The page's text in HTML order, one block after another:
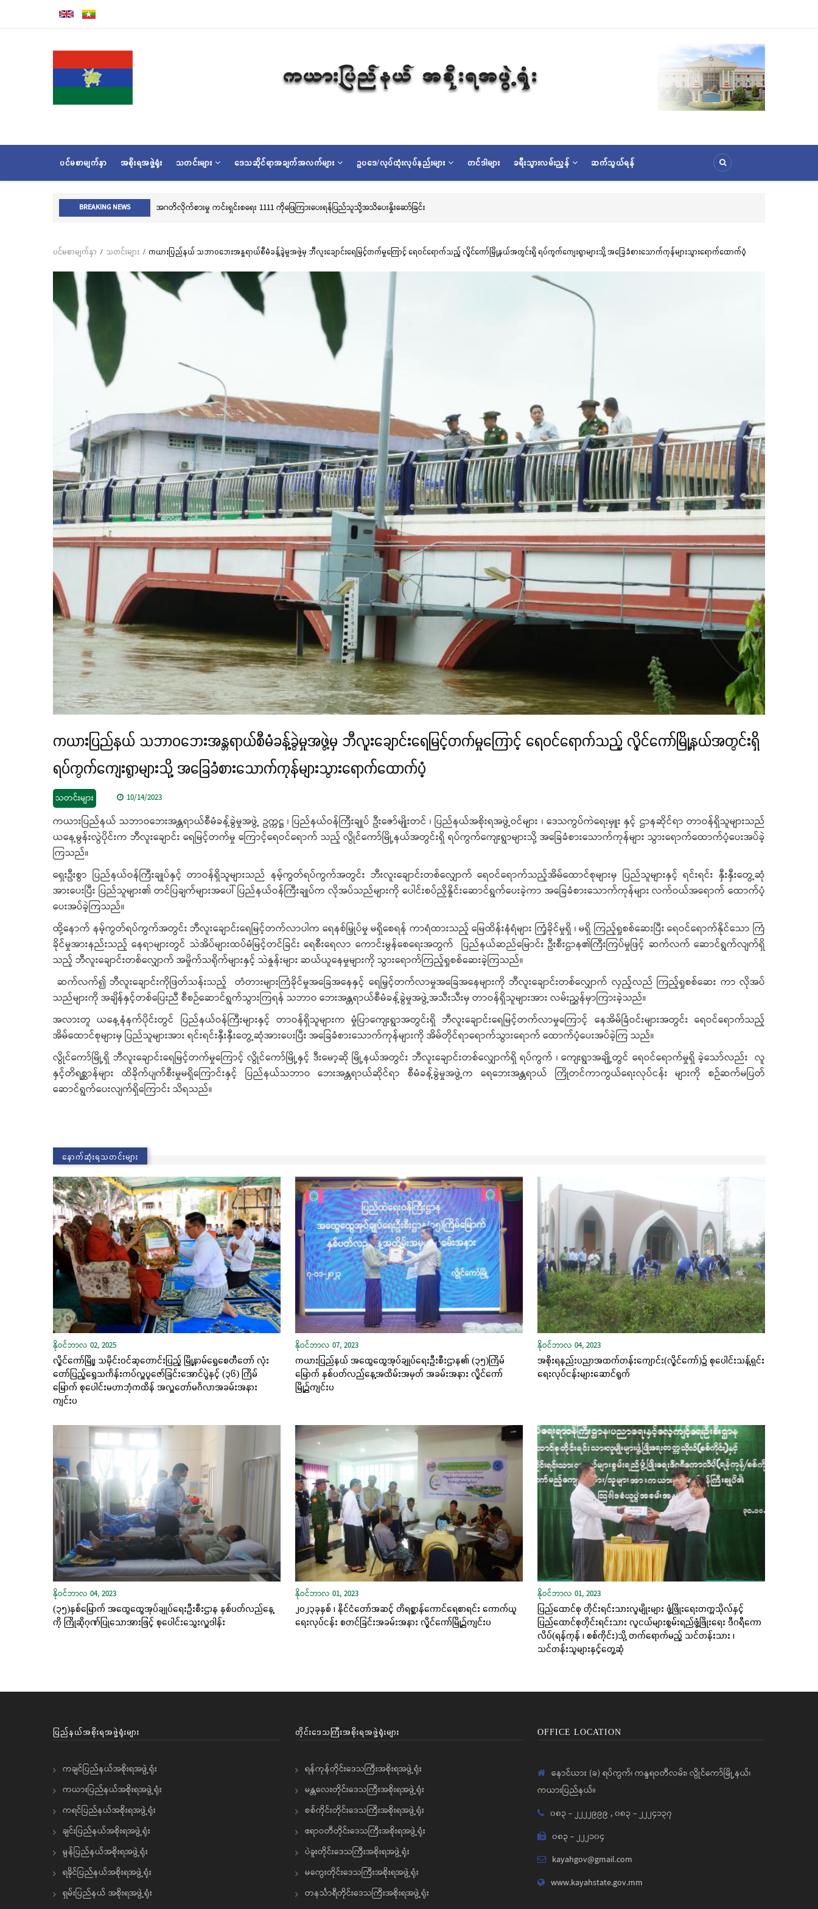
MAIN
NAVIGATION
ပင်မစာမျက်နှာ အစိုးရအဖွဲ့ရုံး သတင်းများ ဒေသဆိုင်ရာအချက်အလက်များ ဥပဒေ/လုပ်ထုံးလုပ်နည်းများ တင်ဒါများ ခရီးသွားလမ်းညွှန် ဆက်သွယ်ရန်
BREAKING NEWSအဂတိလိုက်စားမှု ကင်းရှင်းစရေး 1111 ကိုဖြေကြားပေးရန်ပြည်သူသို့အသိပေးနှိုးဆော်ခြင်း
Breadcrumb
ပင်မစာမျက်နှာ / သတင်းများ / ကယားပြည်နယ် သဘာဝဘေးအန္တရာယ်စီမံခန့်ခွဲမှုအဖွဲ့မှ ဘီလူးချောင်းရေမြင့်တက်မှုကြောင့် ရေဝင်ရောက်သည့် လွိုင်ကော်မြို့နယ်အတွင်းရှိ ရပ်ကွက်ကျေးရွာများသို့ အခြေခံစားသောက်ကုန်များသွားရောက်ထောက်ပံ့
ကယားပြည်နယ် သဘာဝဘေးအန္တရာယ်စီမံခန့်ခွဲမှုအဖွဲ့မှ ဘီလူးချောင်းရေမြင့်တက်မှုကြောင့် ရေဝင်ရောက်သည့် လွိုင်ကော်မြို့နယ်အတွင်းရှိ
ရပ်ကွက်ကျေးရွာများသို့ အခြေခံစားသောက်ကုန်များသွားရောက်ထောက်ပံ့
သတင်းများ 10/14/2023
ကယားပြည်နယ် သဘာဝဘေးအန္တရာယ်စီမံခန့်ခွဲမှုအဖွဲ့ ဥက္ကဋ္ဌ ၊ ပြည်နယ်ဝန်ကြီးချုပ် ဦးဇော်မျိုးတင် ၊ ပြည်နယ်အစိုးရအဖွဲ့ဝင်များ ၊ ဒေသကွပ်ကဲရေးမှူး နှင့် ဌာနဆိုင်ရာ တာဝန်ရှိသူများသည်
ယနေ့မွန်းလွဲပိုင်းက ဘီလူးချောင်း ရေမြင့်တက်မှု ကြောင့်ရေဝင်ရောက် သည့် လွိုင်ကော်မြို့နယ်အတွင်းရှိ ရပ်ကွက်ကျေးရွာများသို့ အခြေခံစားသောက်ကုန်များ သွားရောက်ထောက်ပံ့ပေးအပ်ခဲ့
ကြသည်။
ရှေးဦးစွာ ပြည်နယ်ဝန်ကြီးချုပ်နှင့် တာဝန်ရှိသူများသည် နမ့်ကွတ်ရပ်ကွက်အတွင်း ဘီးလူးချောင်းတစ်လျှောက် ရေဝင်ရောက်သည့်အိမ်ထောင်စုများမှ ပြည်သူများနှင့် ရင်းရင်း နှီးနှီးတွေ့ဆုံ
အားပေးပြီး ပြည်သူများ၏ တင်ပြချက်များအပေါ် ပြည်နယ်ဝန်ကြီးချုပ်က လိုအပ်သည်များကို ပေါင်းစပ်ညှိနှိုင်းဆောင်ရွက်ပေးခဲ့ကာ အခြေခံစားသောက်ကုန်များ လက်ဝယ်အရောက် ထောက်ပံ့
ပေးအပ်ခဲ့ကြသည်။
ထို့နောက် နမ့်ကွတ်ရပ်ကွက်အတွင်း ဘီလူးချောင်းရေမြင့်တက်လာပါက ရေနစ်မြှုပ်မှု မရှိစေရန် ကာရံထားသည့် မြေထိန်းနံရံများ ကြံ့ခိုင်မှုရှိ ၊ မရှိ ကြည့်ရှုစစ်ဆေးပြီး ရေဝင်ရောက်နိုင်သော ကြံ
ခိုင်မှုအားနည်းသည့် နေရာများတွင် သဲအိပ်များထပ်မံမြင့်တင်ခြင်း ရေစီးရေလာ ကောင်းမွန်စေရေးအတွက် ပြည်နယ်ဆည်မြောင်း ဦးစီးဌာန၏ကြီးကြပ်မှုဖြင့် ဆက်လက် ဆောင်ရွက်လျက်ရှိ
သည့် ဘီလူးချောင်းတစ်လျှောက် အမှိုက်သရိုက်များနှင့် သဲနှုန်းများ ဆယ်ယူနေမှုများကို သွားရောက်ကြည့်ရှုစစ်ဆေးခဲ့ကြသည်။
ဆက်လက်၍ ဘီလူးချောင်းကိုဖြတ်သန်းသည့် တံတားများကြံခိုင်မှုအခြေအနေနှင့် ရေမြှင့်တက်လာမှုအခြေအနေများကို ဘီလူးချောင်းတစ်လျှောက် လှည့်လည် ကြည့်ရှုစစ်ဆေး ကာ လိုအပ်
သည်များကို အချိန်နှင့်တစ်ပြေးညီ စီစဉ်ဆောင်ရွက်သွားကြရန် သဘာဝ ဘေးအန္တရာယ်စီမံခန့်ခွဲမှုအဖွဲ့အသီးသီးမှ တာဝန်ရှိသူများအား လမ်းညွှန်မှာကြားခဲ့သည်။
အလားတူ ယနေ့နံနက်ပိုင်းတွင် ပြည်နယ်ဝန်ကြီးများနှင့် တာဝန်ရှိသူများက မှုံပြာကျေးရွာအတွင်းရှိ ဘီလူးချောင်းရေမြင့်တက်လာမှုကြောင့် နေအိမ်ခြံဝင်းများအတွင်း ရေဝင်ရောက်သည့်
အိမ်ထောင်စုများမှ ပြည်သူများအား ရင်းရင်းနှီးနှီးတွေ့ဆုံအားပေးပြီး အခြေခံစားသောက်ကုန်များကို အိမ်တိုင်ရာရောက်သွားရောက် ထောက်ပံ့ပေးအပ်ခဲ့ကြ သည်။
လွိုင်ကော်မြို့ရှိ ဘီလူးချောင်းရေမြင့်တက်မှုကြောင့် လွိုင်ကော်မြို့နှင့် ဒီးမော့ဆို မြို့နယ်အတွင်း ဘီလူးချောင်းတစ်လျှောက်ရှိ ရပ်ကွက် ၊ ကျေးရွာအချို့တွင် ရေဝင်ရောက်မှုရှိ ခဲ့သော်လည်း လူ
နှင့်တိရစ္ဆာန်များ ထိခိုက်ပျက်စီးမှုမရှိကြောင်းနှင့် ပြည်နယ်သဘာဝ ဘေးအန္တရာယ်ဆိုင်ရာ စီမံခန့်ခွဲမှုအဖွဲ့က ရေဘေးအန္တရာယ် ကြိုတင်ကာကွယ်ရေးလုပ်ငန်း များကို စဉ်ဆက်မပြတ်
ဆောင်ရွက်ပေးလျက်ရှိကြောင်း သိရသည်။
နောက်ဆုံးရသတင်းများ
နိုဝင်ဘာလ 02, 2025
လွိုင်ကော်မြို့၊ သမိုင်းဝင်ဆုတောင်းပြည့် မြို့နာမ်ရွှေစေတီတော် လုံး
တော်ပြည့်ရွှေသင်္ကန်းကပ်လှူပူဇော်ခြင်းအောင်ပွဲနှင့် (၃၆) ကြိမ်
မြောက် စုပေါင်းမဟာဘုံကထိန် အလှူတော်မင်္ဂလာအခမ်းအနား
ကျင်းပ
နိုဝင်ဘာလ 07, 2023
ကယားပြည်နယ် အထွေထွေအုပ်ချုပ်ရေးဦးစီးဌာန၏ (၃၅)ကြိမ်
မြောက် နှစ်ပတ်လည်နေ့အထိမ်းအမှတ် အခမ်းအနား လွိုင်ကော်
မြို့၌ကျင်းပ
နိုဝင်ဘာလ 04, 2023
အစိုးရနည်းပညာအထက်တန်းကျောင်း(လွိုင်ကော်)၌ စုပေါင်းသန့်ရှင်း
ရေးလုပ်ငန်းများဆောင်ရွက်
နိုဝင်ဘာလ 04, 2023
(၃၅)နှစ်မြောက် အထွေထွေအုပ်ချုပ်ရေးဦးစီးဌာန နှစ်ပတ်လည်နေ့
ကို ကြိုဆိုဂုဏ်ပြုသောအားဖြင့် စုပေါင်းသွေးလှူဒါန်း
နိုဝင်ဘာလ 01, 2023
၂၀၂၃ခုနှစ် ၊ နိုင်ငံတော်အဆင့် တိရစ္ဆာန်ကောင်ရေစာရင်း ကောက်ယူ
ရေးလုပ်ငန်း စတင်ခြင်းအခမ်းအနား လွိုင်ကော်မြို့၌ကျင်းပ
နိုဝင်ဘာလ 01, 2023
ပြည်ထောင်စု တိုင်းရင်းသားလူမျိုးများ ဖွံ့ဖြိုးရေးတက္ကသိုလ်နှင့်
ပြည်ထောင်စုတိုင်းရင်းသား လူငယ်များစွမ်းရည်ဖွံ့ဖြိုးရေး ဒီဂရီကော
လိပ်(ရန်ကုန် ၊ စစ်ကိုင်း)သို့ တက်ရောက်မည့် သင်တန်းသား ၊
သင်တန်းသူများနှင့်တွေ့ဆုံ
ပြည်နယ်အစိုးရအဖွဲ့ရုံးများ
ကချင်ပြည်နယ်အစိုးရအဖွဲ့ရုံး
ကယားပြည်နယ်အစိုးရအဖွဲ့ရုံး
ကရင်ပြည်နယ်အစိုးရအဖွဲ့ရုံး
ချင်းပြည်နယ်အစိုးရအဖွဲ့ရုံး
မွန်ပြည်နယ်အစိုးရအဖွဲ့ရုံး
ရခိုင်ပြည်နယ်အစိုးရအဖွဲ့ရုံး
ရှမ်းပြည်နယ် အစိုးရအဖွဲ့ရုံး
တိုင်းဒေသကြီးအစိုးရအဖွဲ့ရုံးများ
ရန်ကုန်တိုင်းဒေသကြီးအစိုးရအဖွဲ့ရုံး
မန္တလေးတိုင်းဒေသကြီးအစိုးရအဖွဲ့ရုံး
စစ်ကိုင်းတိုင်းဒေသကြီးအစိုးရအဖွဲ့ရုံး
ဧရာဝတီတိုင်းဒေသကြီးအစိုးရအဖွဲ့ရုံး
ပဲခူးတိုင်းဒေသကြီးအစိုးရအဖွဲ့ရုံး
မကွေးတိုင်းဒေသကြီးအစိုးရအဖွဲ့ရုံး
တနင်္သာရီတိုင်းဒေသကြီးအစိုးရအဖွဲ့ရုံး
OFFICE LOCATION
နောင်ယား (ခ) ရပ်ကွက်၊ ကန္ဒရဝတီလမ်း၊ လွိုင်ကော်မြို့နယ်၊
ကယားပြည်နယ်။
၀၈၃ - ၂၂၂၂၉၉၉ ,၀၈၃ - ၂၂၂၄၁၃၇
၀၈၃ - ၂၂၂၁၀၄
kayahgov@gmail.com
www.kayahstate.gov.mm